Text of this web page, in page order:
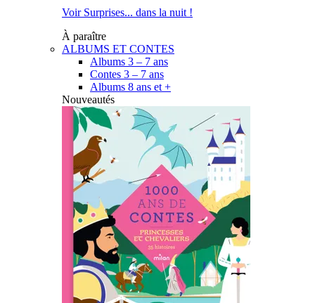
Voir Surprises... dans la nuit !
À paraître
ALBUMS ET CONTES
Albums 3 – 7 ans
Contes 3 – 7 ans
Albums 8 ans et +
Nouveautés